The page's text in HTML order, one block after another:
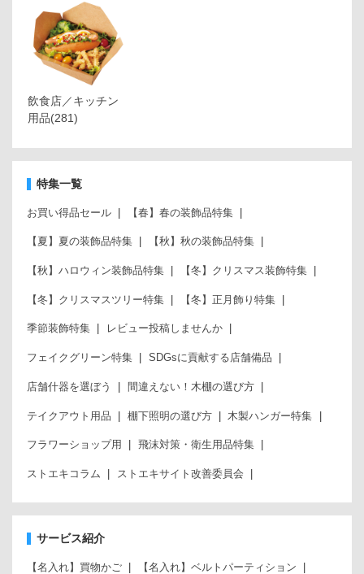
飲食店／キッチン
用品(281)
特集一覧
お買い得品セール 【春】春の装飾品特集
【夏】夏の装飾品特集 【秋】秋の装飾品特集
【秋】ハロウィン装飾品特集 【冬】クリスマス装飾特集
【冬】クリスマスツリー特集 【冬】正月飾り特集
季節装飾特集 レビュー投稿しませんか
フェイクグリーン特集 SDGsに貢献する店舗備品
店舗什器を選ぼう 間違えない！木棚の選び方
テイクアウト用品 棚下照明の選び方 木製ハンガー特集
フラワーショップ用 飛沫対策・衛生用品特集
ストエキコラム ストエキサイト改善委員会
サービス紹介
【名入れ】買物かご 【名入れ】ベルトパーティション